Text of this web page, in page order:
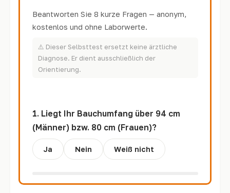
Beantworten Sie 8 kurze Fragen — anonym,
kostenlos und ohne Laborwerte.
⚠️ Dieser Selbsttest ersetzt keine ärztliche
Diagnose. Er dient ausschließlich der
Orientierung.
1. Liegt Ihr Bauchumfang über 94 cm
(Männer) bzw. 80 cm (Frauen)?
Ja Nein Weiß nicht